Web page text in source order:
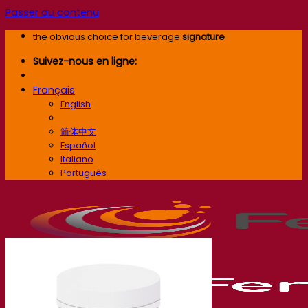
Passer au contenu
the obvious choice for beverage signature
Suivez-nous en ligne:
Français
English
简体中文
Español
Italiano
Português